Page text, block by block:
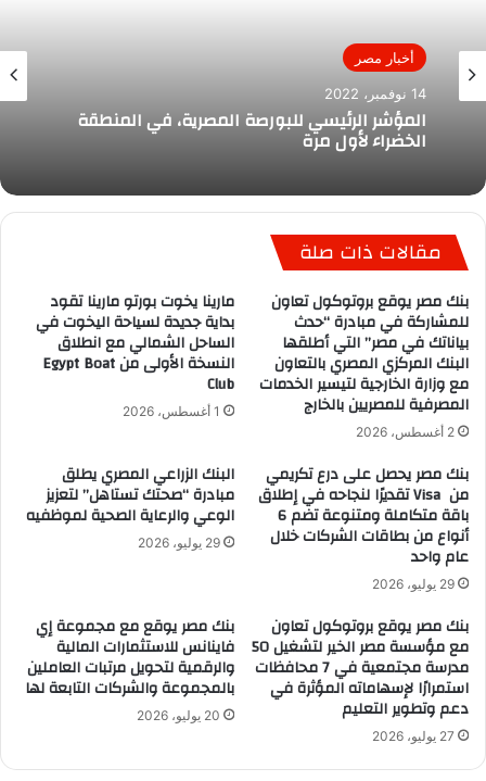
أخبار مصر
14 نوفمبر، 2022
المؤشر الرئيسي للبورصة المصرية، في المنطقة
الخضراء لأول مرة
مقالات ذات صلة
بنك مصر يوقع بروتوكول تعاون
للمشاركة في مبادرة “حدث
بياناتك في مصر” التي أطلقها
البنك المركزي المصري بالتعاون
مع وزارة الخارجية لتيسير الخدمات
المصرفية للمصريين بالخارج
2 أغسطس، 2026
مارينا يخوت بورتو مارينا تقود
بداية جديدة لسياحة اليخوت في
الساحل الشمالي مع انطلاق
النسخة الأولى من Egypt Boat
Club
1 أغسطس، 2026
بنك مصر يحصل على درع تكريمي
من Visa تقديرًا لنجاحه في إطلاق
باقة متكاملة ومتنوعة تضم 6
أنواع من بطاقات الشركات خلال
عام واحد
29 يوليو، 2026
البنك الزراعي المصري يطلق
مبادرة “صحتك تستاهل” لتعزيز
الوعي والرعاية الصحية لموظفيه
29 يوليو، 2026
بنك مصر يوقع بروتوكول تعاون
مع مؤسسة مصر الخير لتشغيل 50
مدرسة مجتمعية في 7 محافظات
استمرارًا لإسهاماته المؤثرة في
دعم وتطوير التعليم
27 يوليو، 2026
بنك مصر يوقع مع مجموعة إي
فاينانس للاستثمارات المالية
والرقمية لتحويل مرتبات العاملين
بالمجموعة والشركات التابعة لها
20 يوليو، 2026